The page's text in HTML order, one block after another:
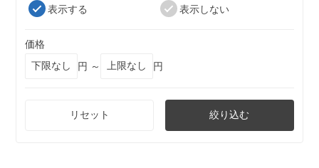
表示する
表示しない
価格
円 ～
円
リセット 絞り込む